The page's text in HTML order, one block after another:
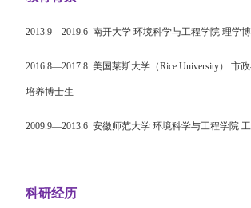
2013.9—2019.6 南开大学 环境科学与工程学院 理学
2016.8—2017.8 美国莱斯大学（Rice University） 市
培养博士生
2009.9—2013.6 安徽师范大学 环境科学与工程学院
科研经历